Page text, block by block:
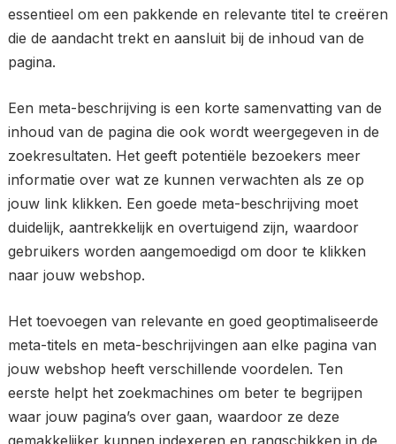
essentieel om een pakkende en relevante titel te creëren
die de aandacht trekt en aansluit bij de inhoud van de
pagina.
Een meta-beschrijving is een korte samenvatting van de
inhoud van de pagina die ook wordt weergegeven in de
zoekresultaten. Het geeft potentiële bezoekers meer
informatie over wat ze kunnen verwachten als ze op
jouw link klikken. Een goede meta-beschrijving moet
duidelijk, aantrekkelijk en overtuigend zijn, waardoor
gebruikers worden aangemoedigd om door te klikken
naar jouw webshop.
Het toevoegen van relevante en goed geoptimaliseerde
meta-titels en meta-beschrijvingen aan elke pagina van
jouw webshop heeft verschillende voordelen. Ten
eerste helpt het zoekmachines om beter te begrijpen
waar jouw pagina’s over gaan, waardoor ze deze
gemakkelijker kunnen indexeren en rangschikken in de